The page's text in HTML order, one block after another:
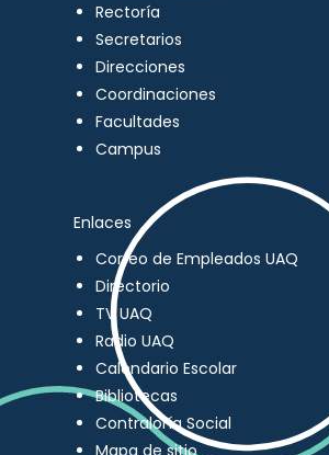
Rectoría
Secretarios
Direcciones
Coordinaciones
Facultades
Campus
Enlaces
Correo de Empleados UAQ
Directorio
TV UAQ
Radio UAQ
Calendario Escolar
Bibliotecas
Contraloría Social
Mapa de sitio